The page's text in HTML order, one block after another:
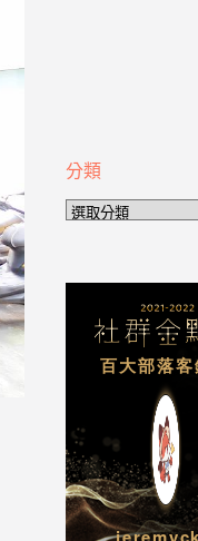
分類
分